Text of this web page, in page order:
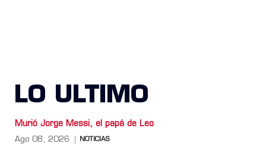
LO ULTIMO
Murió Jorge Messi, el papá de Leo
Ago 08, 2026 NOTICIAS